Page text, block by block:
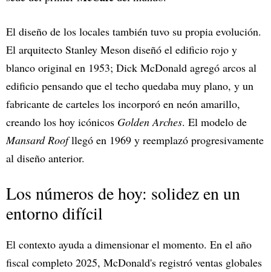
El diseño de los locales también tuvo su propia evolución.
El arquitecto Stanley Meson diseñó el edificio rojo y
blanco original en 1953; Dick McDonald agregó arcos al
edificio pensando que el techo quedaba muy plano, y un
fabricante de carteles los incorporó en neón amarillo,
creando los hoy icónicos Golden Arches. El modelo de
Mansard Roofllegó en 1969 y reemplazó progresivamente
al diseño anterior.
Los números de hoy: solidez en un
entorno difícil
El contexto ayuda a dimensionar el momento. En el año
fiscal completo 2025, McDonald's registró ventas globales